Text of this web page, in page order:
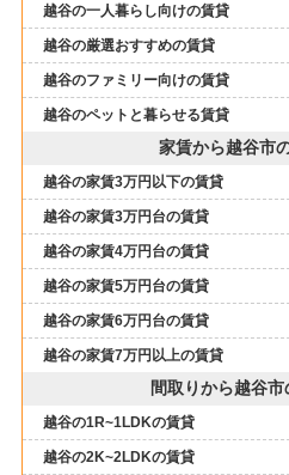
越谷の一人暮らし向けの賃貸
越谷の厳選おすすめの賃貸
越谷のファミリー向けの賃貸
越谷のペットと暮らせる賃貸
家賃から越谷市
越谷の家賃3万円以下の賃貸
越谷の家賃3万円台の賃貸
越谷の家賃4万円台の賃貸
越谷の家賃5万円台の賃貸
越谷の家賃6万円台の賃貸
越谷の家賃7万円以上の賃貸
間取りから越谷
越谷の1R~1LDKの賃貸
越谷の2K~2LDKの賃貸